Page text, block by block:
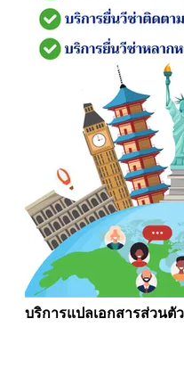
บริการแปลเอกสารส่วนตัว